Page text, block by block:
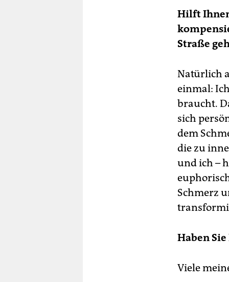
Hilft
Straße
Natürlich
einmal:
braucht.
sich
dem
die zu
und ich –
Schmerz
Haben
Viele